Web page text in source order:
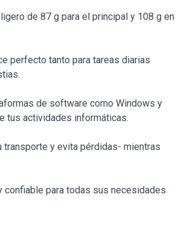
de 87 g para el principal y 108 g en
perfecto tanto para tareas diarias
de software como Windows y
tus actividades informáticas.
transporte y evita pérdidas- mientras
confiable para todas sus necesidades